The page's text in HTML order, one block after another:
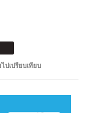
ไปเปรียบเทียบ